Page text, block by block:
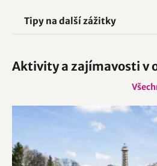
Tipy na další zážitky
Aktivity a zajímavosti v